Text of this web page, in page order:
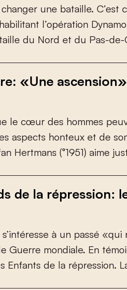
changer une bataille. C’est c
habilitant l’opération Dynamo
aille du Nord et du Pas-de-
«Une
e le cœur des hommes peu
s aspects honteux et de so
an Hertmans (°1951) aime jus
de la répression:
s’intéresse à un passé «qui
e Guerre mondiale. En témoi
s Enfants de la répression. L